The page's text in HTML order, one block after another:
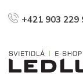
+421 903 229